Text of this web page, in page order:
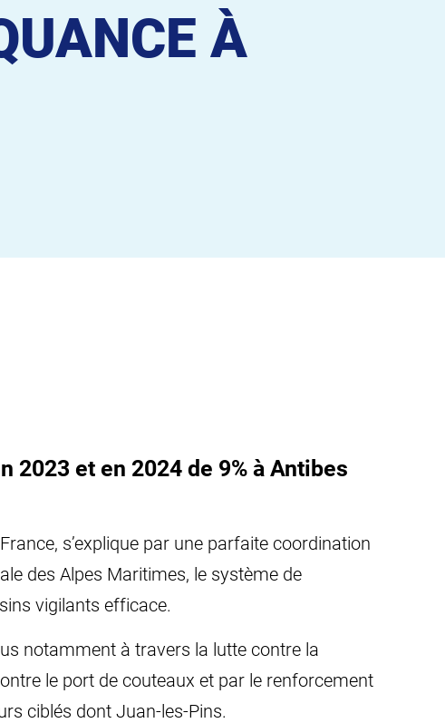
À
2023 et en 2024 de 9% à Antibes
s’explique par une parfaite coordination
des Alpes Maritimes, le système de
vigilants efficace.
notamment à travers la lutte contre la
le port de couteaux et par le renforcement
ciblés dont Juan-les-Pins.